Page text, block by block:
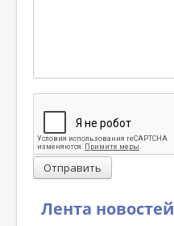
Лента новостей
Отправить